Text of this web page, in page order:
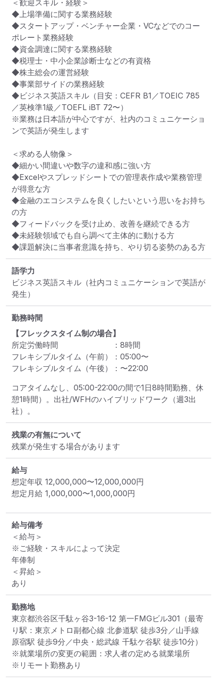
＜歓迎スキル・経験＞
◆上場準備に関する業務経験
◆スタートアップ・ベンチャー企業・VCなどでのコー
ポレート業務経験
◆資金調達に関する業務経験
◆税理士・中小企業診断士などの有資格
◆株主総会の運営経験
◆事業部サイドの業務経験
◆ビジネス英語スキル（目安：CEFR B1／TOEIC 785
／英検準1級／TOEFL iBT 72〜）
※業務は日本語が中心ですが、社内のコミュニケーショ
ンで英語が発生します
＜求める人物像＞
◆細かい間違いや数字の違和感に強い方
◆Excelやスプレッドシートでの管理表作成や業務管理
が得意な方
◆金融のエコシステムを良くしたいという思いをお持ち
の方
◆フィードバックを受け止め、改善を継続できる方
◆未経験領域でも自ら調べて主体的に動ける方
◆課題解決に当事者意識を持ち、やり切る姿勢のある方
語学力
ビジネス英語スキル（社内コミュニケーションで英語が
発生）
勤務時間
【フレックスタイム制の場合】
所定労働時間
： 8時間
フレキシブルタイム（午前）
： 05:00〜
フレキシブルタイム（午後）
： 〜22:00
コアタイムなし、05:00-22:00の間で1日8時間勤務、休
憩1時間）。出社/WFHのハイブリッドワーク（週3出
社）。
残業の有無について
残業が発生する場合があります
給与
想定年収 12,000,000〜12,000,000円
想定月給 1,000,000〜1,000,000円
給与備考
＜給与＞
※ご経験・スキルによって決定
年俸制
＜昇給＞
あり
勤務地
東京都渋谷区千駄ヶ谷3-16-12 第一FMGビル301 （最寄
り駅：東京メトロ副都心線 北参道駅 徒歩3分／山手線
原宿駅 徒歩9分／中央・総武線 千駄ケ谷駅 徒歩10分）
※就業場所の変更の範囲：求人者の定める就業場所
※リモート勤務あり